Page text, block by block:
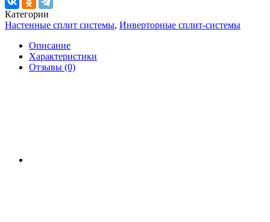
Категории
Настенные сплит системы, Инверторные сплит-системы
Описание
Характеристики
Отзывы (0)